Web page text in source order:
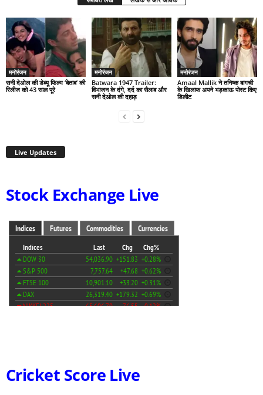
मनोरंजन
सनी देओल की डेब्यू फिल्म ‘बेताब’ की
रिलीज को 43 साल पूरे
मनोरंजन
Batwara 1947 Trailer:
विभाजन के दंगे, दर्द का सैलाब और
सनी देओल की दहाड़
मनोरंजन
Amaal Mallik ने तनिष्क बागची
के खिलाफ अपने भड़काऊ पोस्ट किए
डिलीट
Live Updates
Stock Exchange Live
Cricket Score Live